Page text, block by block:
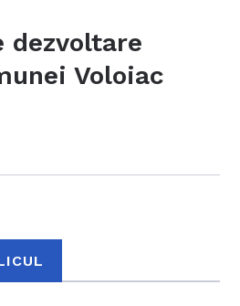
dezvoltare
Voloiac